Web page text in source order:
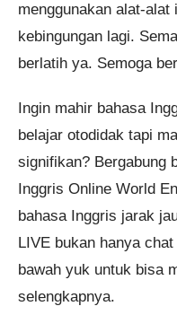
menggunakan alat-
kebingungan lagi.
berlatih ya. Semoga
Ingin mahir bahasa
belajar otodidak tapi
signifikan? Bergabung
Inggris Online World
bahasa Inggris jarak
LIVE bukan hanya
bawah yuk untuk bisa
selengkapnya.